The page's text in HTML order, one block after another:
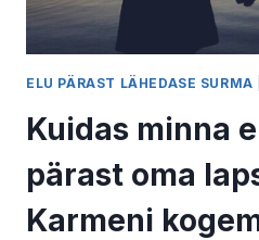
ELU PÄRAST LÄHEDASE SURMA
Kuidas minna
pärast oma
Karmeni